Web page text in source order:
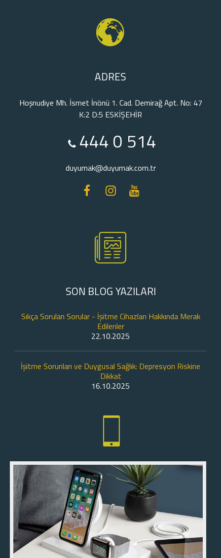
ADRES
Hoşnudiye Mh. İsmet İnönü 1. Cad. Demirağ Apt. No: 47
K:2 D:5 ESKİŞEHİR
444 0 514
duyumak@duyumak.com.tr
SON BLOG YAZILARI
Sıkça Sorulan Sorular - İşitme Cihazları Hakkında Merak
Edilenler
22.10.2025
İşitme Sorunları ve Duygusal Sağlık: Depresyon Riskine
Dikkat
16.10.2025